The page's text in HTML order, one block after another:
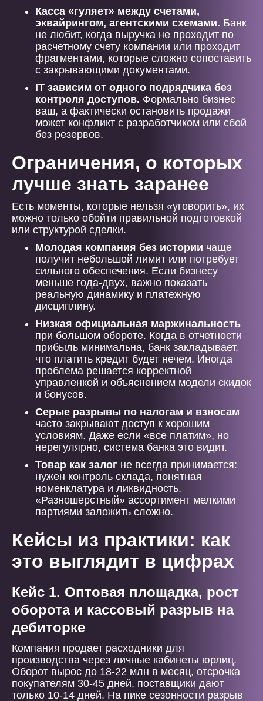
Касса «гуляет» между счетами,
эквайрингом, агентскими схемами. Банк
не любит, когда выручка не проходит по
расчетному счету компании или проходит
фрагментами, которые сложно сопоставить
с закрывающими документами.
IT зависим от одного подрядчика без
контроля доступов. Формально бизнес
ваш, а фактически остановить продажи
может конфликт с разработчиком или сбой
без резервов.
Ограничения, о которых
лучше знать заранее
Есть моменты, которые нельзя «уговорить», их
можно только обойти правильной подготовкой
или структурой сделки.
Молодая компания без истории чаще
получит небольшой лимит или потребует
сильного обеспечения. Если бизнесу
меньше года-двух, важно показать
реальную динамику и платежную
дисциплину.
Низкая официальная маржинальность
при большом обороте. Когда в отчетности
прибыль минимальна, банк закладывает,
что платить кредит будет нечем. Иногда
проблема решается корректной
управленкой и объяснением модели скидок
и бонусов.
Серые разрывы по налогам и взносам
часто закрывают доступ к хорошим
условиям. Даже если «все платим», но
нерегулярно, система банка это видит.
Товар как залог не всегда принимается:
нужен контроль склада, понятная
номенклатура и ликвидность.
«Разношерстный» ассортимент мелкими
партиями заложить сложно.
Кейсы из практики: как
это выглядит в цифрах
Кейс 1. Оптовая площадка, рост
оборота и кассовый разрыв на
дебиторке
Компания продает расходники для
производства через личные кабинеты юрлиц.
Оборот вырос до 18-22 млн в месяц, отсрочка
покупателям 30-45 дней, поставщики дают
только 10-14 дней. На пике сезонности разрыв